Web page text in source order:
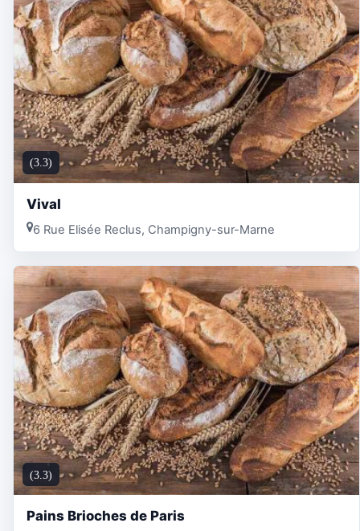
(3.3)
Vival
6 Rue Elisée Reclus, Champigny-sur-Marne
(3.3)
Pains Brioches de Paris